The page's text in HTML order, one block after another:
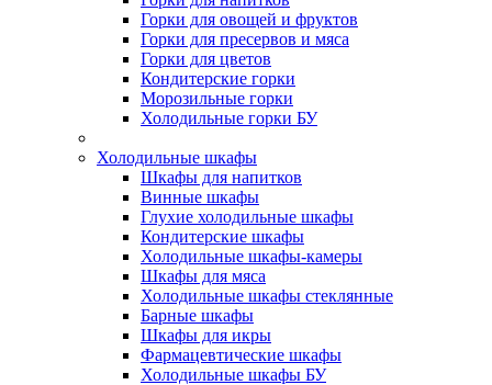
Горки для овощей и фруктов
Горки для пресервов и мяса
Горки для цветов
Кондитерские горки
Морозильные горки
Холодильные горки БУ
Холодильные шкафы
Шкафы для напитков
Винные шкафы
Глухие холодильные шкафы
Кондитерские шкафы
Холодильные шкафы-камеры
Шкафы для мяса
Холодильные шкафы стеклянные
Барные шкафы
Шкафы для икры
Фармацевтические шкафы
Холодильные шкафы БУ